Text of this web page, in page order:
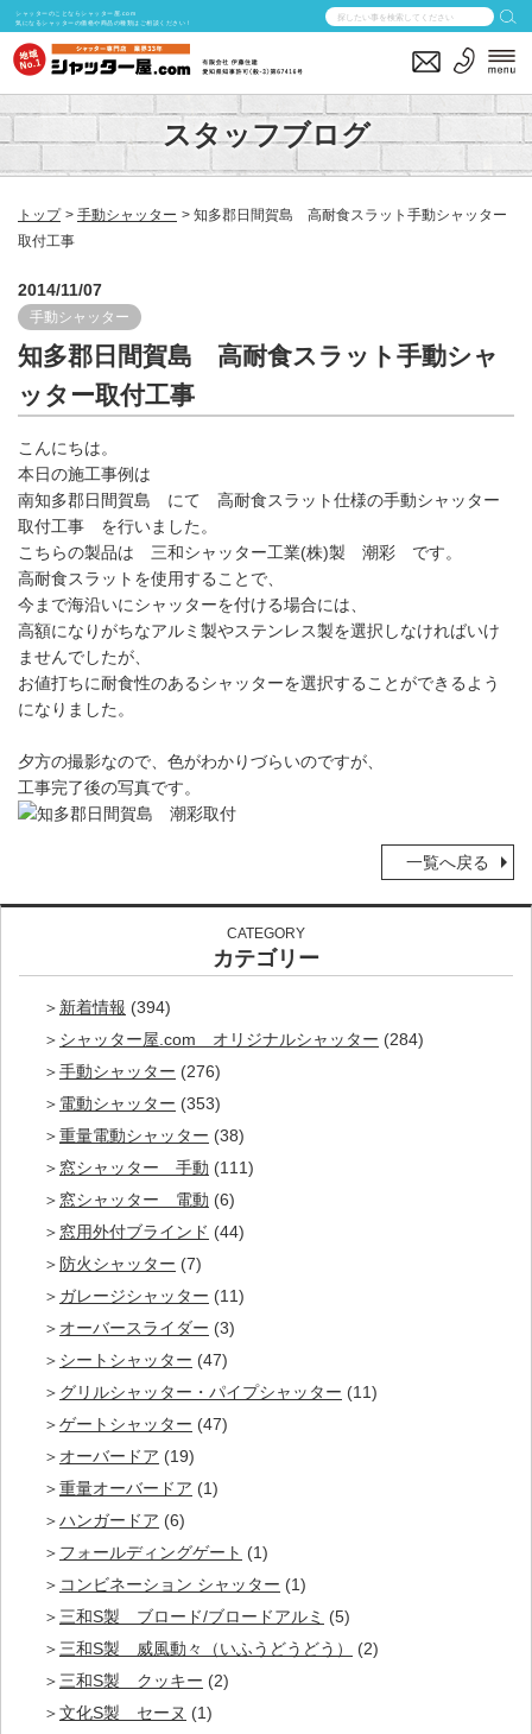
シャッターのことならシャッター屋.com
気になるシャッターの価格や商品の種類はご相談ください！
スタッフブログ
トップ 手動シャッター
知多郡日間賀島 高耐食スラット手動シャッター
取付工事
2014/11/07
手動シャッター
知多郡日間賀島 高耐食スラット手動シャ
ッター取付工事
こんにちは。
本日の施工事例は
南知多郡日間賀島 にて 高耐食スラット仕様の手動シャッター
取付工事 を行いました。
こちらの製品は 三和シャッター工業(株)製 潮彩 です。
高耐食スラットを使用することで、
今まで海沿いにシャッターを付ける場合には、
高額になりがちなアルミ製やステンレス製を選択しなければいけ
ませんでしたが、
お値打ちに耐食性のあるシャッターを選択することができるよう
になりました。
夕方の撮影なので、色がわかりづらいのですが、
工事完了後の写真です。
一覧へ戻る
CATEGORY
カテゴリー
新着情報 (394)
シャッター屋.com オリジナルシャッター (284)
手動シャッター (276)
電動シャッター (353)
重量電動シャッター (38)
窓シャッター 手動 (111)
窓シャッター 電動 (6)
窓用外付ブラインド (44)
防火シャッター (7)
ガレージシャッター (11)
オーバースライダー (3)
シートシャッター (47)
グリルシャッター・パイプシャッター (11)
ゲートシャッター (47)
オーバードア (19)
重量オーバードア (1)
ハンガードア (6)
フォールディングゲート (1)
コンビネーション シャッター (1)
三和S製 ブロード/ブロードアルミ (5)
三和S製 威風動々（いふうどうどう）
(2)
三和S製 クッキー (2)
文化S製 セーヌ (1)